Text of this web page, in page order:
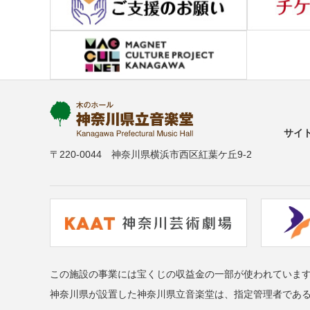
〒220-0044 神奈川県横浜市西区紅葉ケ丘9-2
サイ
この施設の事業には宝くじの収益金の一部が使われていま
神奈川県が設置した神奈川県立音楽堂は、指定管理者であ